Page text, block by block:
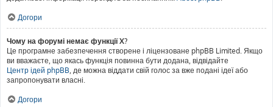
Догори
Чому на форумі немає функції X?
Це програмне забезпечення створене і ліцензоване phpBB Limited. Якщо
ви вважаєте, що якась функція повинна бути додана, відвідайте
Центр ідей phpBB, де можна віддати свій голос за вже подані ідеї або
запропонувати власні.
Догори